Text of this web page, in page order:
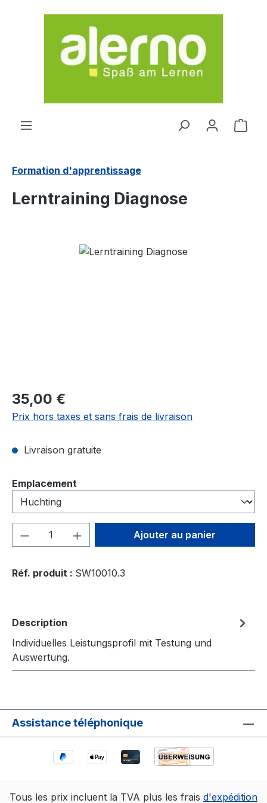
Passer au contenu principal
Le
Formation d'apprentissage
Lerntraining Diagnose
Ignorer la galerie d'images
Prix régulier :
35,00 €
Prix hors taxes et sans frais de livraison
Livraison gratuite
Sélectionnez
Emplacement
Quantité de produit : Entrez la
Ajouter au panier
Réf. produit : SW10010.3
Description
Individuelles Leistungsprofil mit Testung und
Auswertung.
Assistance téléphonique
Tous les prix incluent la TVA plus les frais d'expédition